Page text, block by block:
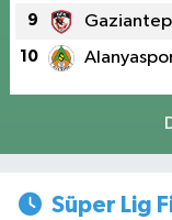
9 Gaziantep
10
Süper Lig